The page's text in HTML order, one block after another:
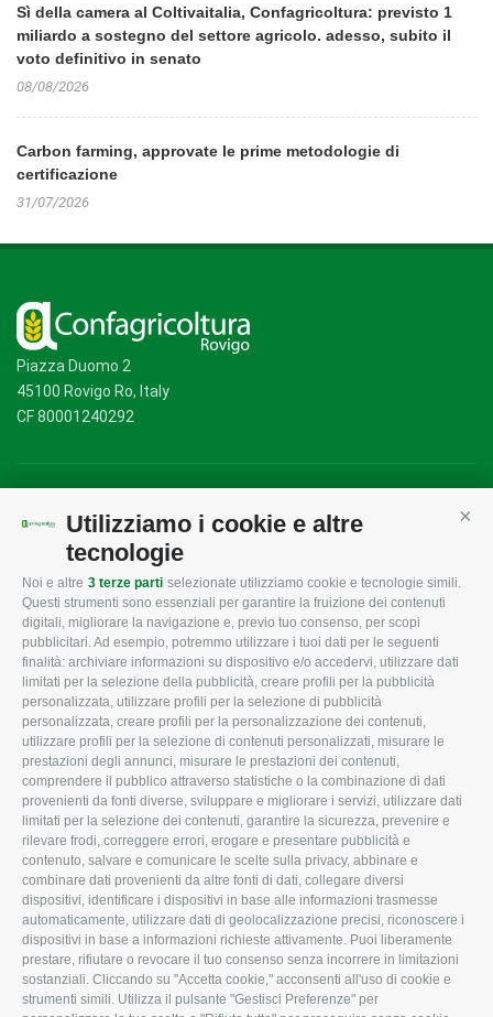
Utilizziamo i cookie e altre
tecnologie
Noi e altre 3 terze parti selezionate utilizziamo cookie e tecnologie simili.
Questi strumenti sono essenziali per garantire la fruizione dei contenuti
digitali, migliorare la navigazione e, previo tuo consenso, per scopi
pubblicitari. Ad esempio, potremmo utilizzare i tuoi dati per le seguenti
finalità: archiviare informazioni su dispositivo e/o accedervi, utilizzare dati
limitati per la selezione della pubblicità, creare profili per la pubblicità
personalizzata, utilizzare profili per la selezione di pubblicità
personalizzata, creare profili per la personalizzazione dei contenuti,
utilizzare profili per la selezione di contenuti personalizzati, misurare le
prestazioni degli annunci, misurare le prestazioni dei contenuti,
comprendere il pubblico attraverso statistiche o la combinazione di dati
provenienti da fonti diverse, sviluppare e migliorare i servizi, utilizzare dati
limitati per la selezione dei contenuti, garantire la sicurezza, prevenire e
rilevare frodi, correggere errori, erogare e presentare pubblicità e
contenuto, salvare e comunicare le scelte sulla privacy, abbinare e
combinare dati provenienti da altre fonti di dati, collegare diversi
dispositivi, identificare i dispositivi in base alle informazioni trasmesse
automaticamente, utilizzare dati di geolocalizzazione precisi, riconoscere i
dispositivi in base a informazioni richieste attivamente. Puoi liberamente
prestare, rifiutare o revocare il tuo consenso senza incorrere in limitazioni
sostanziali. Cliccando su "Accetta cookie," acconsenti all'uso di cookie e
strumenti simili. Utilizza il pulsante "Gestisci Preferenze" per
Sì della camera al Coltivaitalia, Confagricoltura: previsto 1
miliardo a sostegno del settore agricolo. adesso, subito il
voto definitivo in senato
08/08/2026
Carbon farming, approvate le prime metodologie di
certificazione
31/07/2026
Piazza Duomo 2
45100 Rovigo Ro, Italy
CF 80001240292
CONFAGRICOLTURA
ROVIGO
L'Associazione
Missione e Progetto
Organigramma aziendale
I Nostri Servizi
Uffici della Sede
provinciale
Le Sedi di Zona
Agricoltori S.r.l.
Whistleblowing
Confagricoltura Rovigo e
Agricoltori srl
CONFAGRICOLTURA
INFORMA
Tecnico
Fiscale
Lavoro
Ambiente
Associazione
CONFAGRICOLTURA
ATTIVA
Notizie in evidenza
Eventi
Comunicati Stampa
Video